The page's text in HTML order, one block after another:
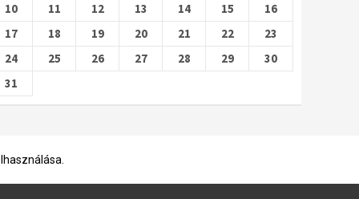
10
11 12 13 14 15
16
17
18 19 20 21 22
23
24
25 26 27 28 29
30
31